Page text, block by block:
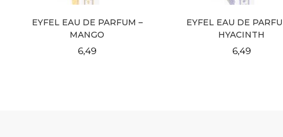
EYFEL EAU DE PARFUM –
MANGO
6,49
EYFEL EAU DE
HYACINTH
6,49